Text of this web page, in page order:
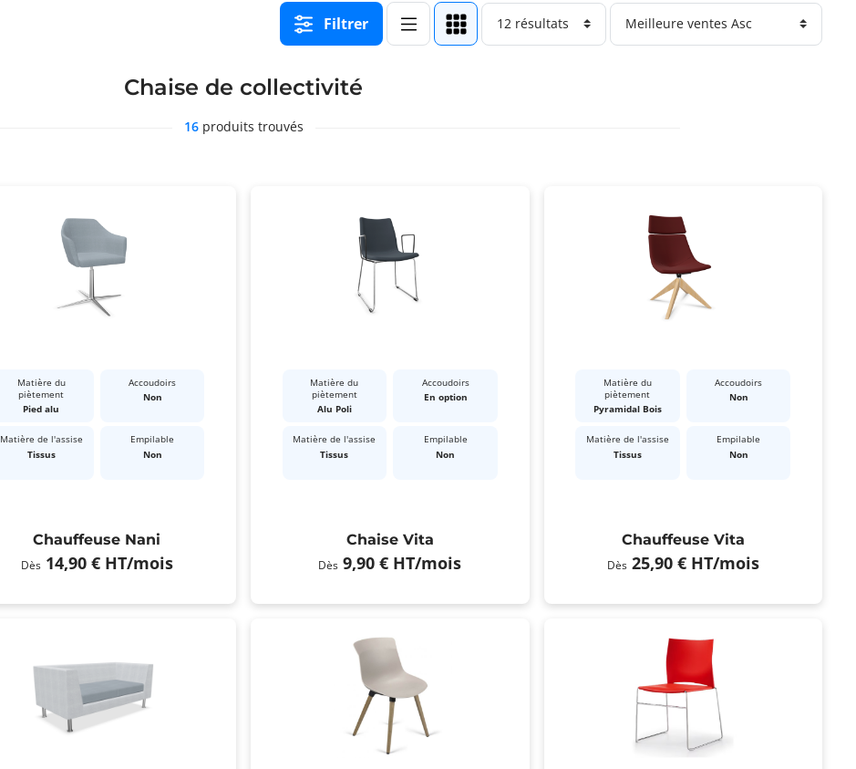
Filtrer
Chaise de collectivité
16produits trouvés
Matière du
piètement
Pied alu
Accoudoirs
Non
Matière de l'assise
Tissus
Empilable
Non
Chauffeuse Nani
Dès 14,90 € HT/mois
Matière du
piètement
Alu Poli
Accoudoirs
En option
Matière de l'assise
Tissus
Empilable
Non
Chaise Vita
Dès 9,90 € HT/mois
Matière du
piètement
Pyramidal Bois
Accoudoirs
Non
Matière de l'assise
Tissus
Empilable
Non
Chauffeuse Vita
Dès 25,90 € HT/mois